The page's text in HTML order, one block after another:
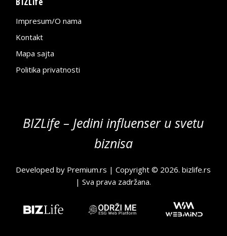
Impresum/O nama
Kontakt
Mapa sajta
Politika privatnosti
BIZLife – Jedini influenser u svetu
biznisa
Developed by Premium.rs | Copyright © 2026.bizlife.rs
| Sva prava zadržana.